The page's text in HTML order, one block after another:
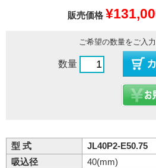
販売価格
ご希望の数量をご入
数量
型 式
JL40P2-E50.75
吸込径
40(mm)